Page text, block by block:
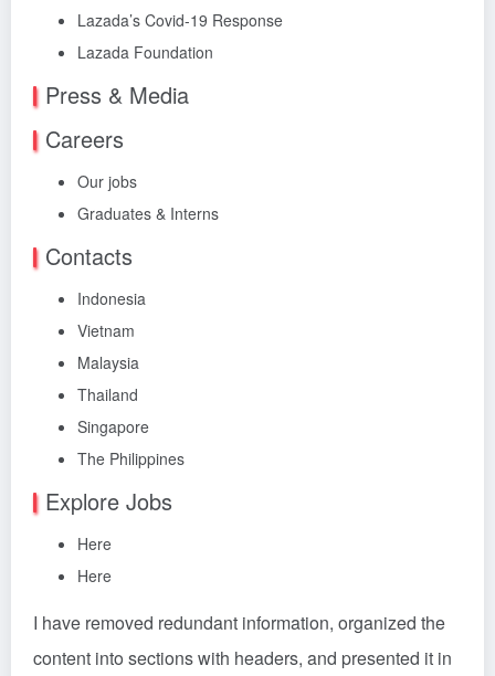
Lazada’s Covid-19 Response
Lazada Foundation
Press & Media
Careers
Our jobs
Graduates & Interns
Contacts
Indonesia
Vietnam
Malaysia
Thailand
Singapore
The Philippines
Explore Jobs
Here
Here
I have removed redundant information, organized the
content into sections with headers, and presented it in